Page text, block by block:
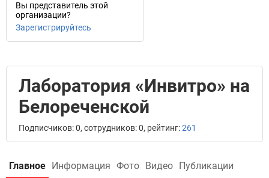
Вы представитель этой
организации?
Зарегистрируйтесь
Лаборатория «Инвитро» на
Белореченской
Подписчиков: 0, сотрудников: 0, рейтинг:261
Главное Информация Фото Видео Публикации